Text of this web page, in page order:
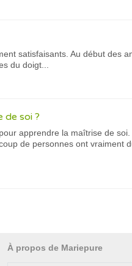
satisfaisants. Au début des
du doigt...
de soi ?
apprendre la maîtrise de
de personnes ont vraiment
À propos de Mariepure